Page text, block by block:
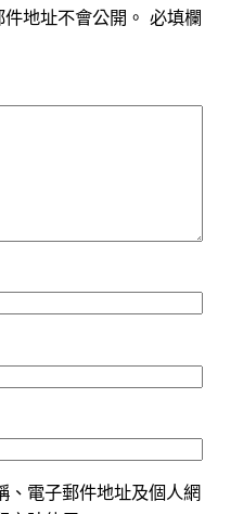
地址不會公開。 必填欄
、電子郵件地址及個人網